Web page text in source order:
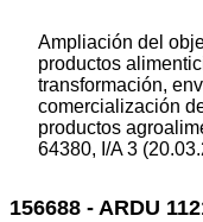
Ampliación del
productos
transformación,
comercialización
productos
64380, I/A 3
156688 - ARDU